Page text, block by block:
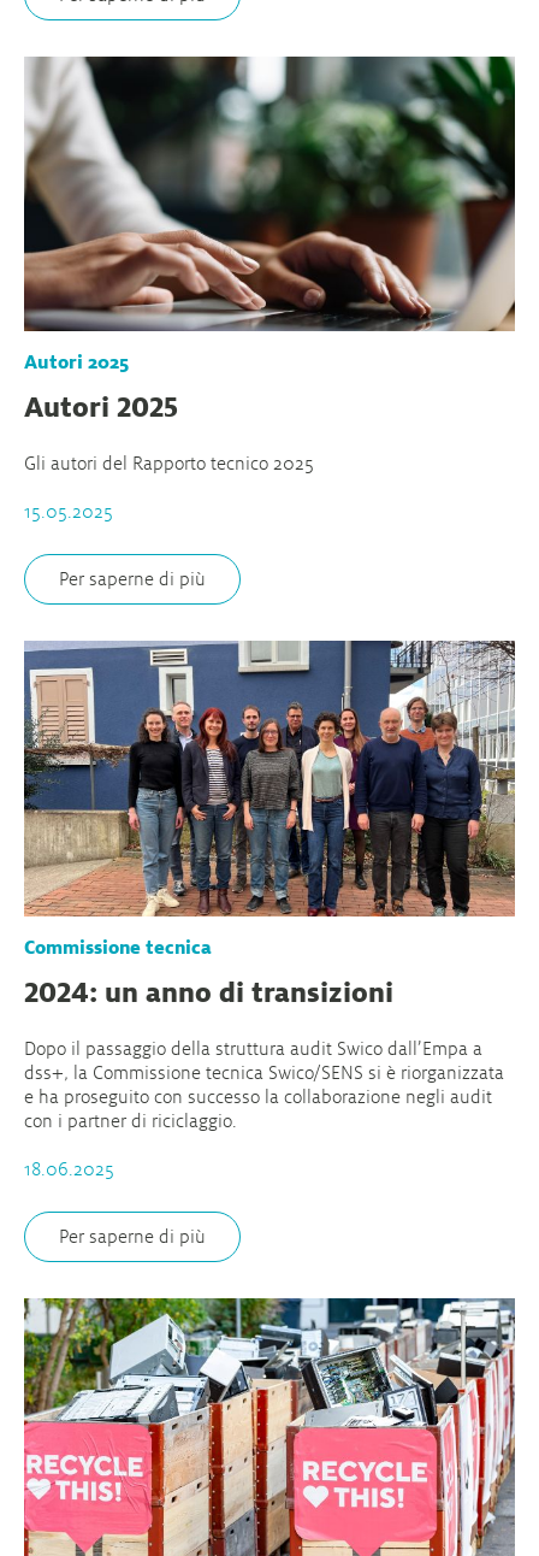
Autori 2025
Autori 2025
Gli autori del Rapporto tecnico 2025
15.05.2025
Per saperne di più
Commissione tecnica
2024: un anno di transizioni
Dopo il passaggio della struttura audit Swico dall’Empa a
dss+, la Commissione tecnica Swico/SENS si è riorganizzata
e ha proseguito con successo la collaborazione negli audit
con i partner di riciclaggio.
18.06.2025
Per saperne di più